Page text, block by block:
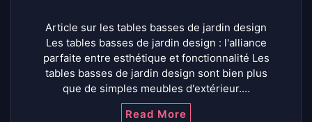
Article sur les tables basses de jardin design
Les tables basses de jardin design : l'alliance
parfaite entre esthétique et fonctionnalité Les
tables basses de jardin design sont bien plus
que de simples meubles d'extérieur.…
Read More